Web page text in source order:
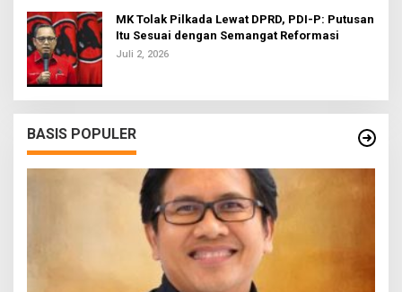
MK Tolak Pilkada Lewat DPRD, PDI-P: Putusan
Itu Sesuai dengan Semangat Reformasi
Juli 2, 2026
BASIS POPULER